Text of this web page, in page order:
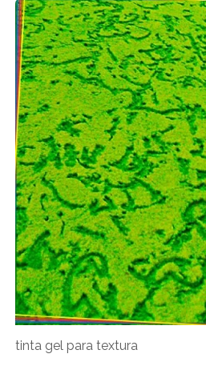
tinta gel para textura